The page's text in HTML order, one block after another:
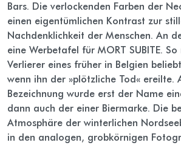
Bars. Die verlockenden Farben der
einen eigentümlichen Kontrast zur
Nachdenklichkeit der Menschen. An
eine Werbetafel für MORT SUBITE.
Verlierer eines früher in Belgien
wenn ihn der »plötzliche Tod« ereilte.
Bezeichnung wurde erst der Name
dann auch der einer Biermarke. Die
Atmosphäre der winterlichen
in den analogen, grobkörnigen